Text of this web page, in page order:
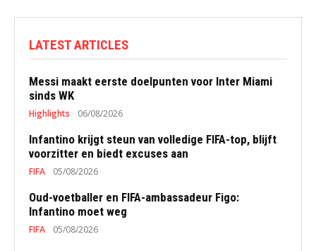
LATEST ARTICLES
Messi maakt eerste doelpunten voor Inter Miami
sinds WK
Highlights 06/08/2026
Infantino krijgt steun van volledige FIFA-top, blijft
voorzitter en biedt excuses aan
FIFA 05/08/2026
Oud-voetballer en FIFA-ambassadeur Figo:
Infantino moet weg
FIFA 05/08/2026